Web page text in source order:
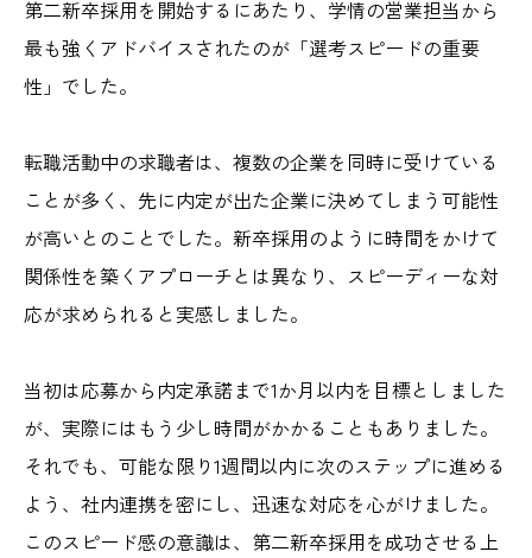
第二新卒採用を開始するにあたり、学情の営業担当から
最も強くアドバイスされたのが「選考スピードの重要
性」でした。
転職活動中の求職者は、複数の企業を同時に受けている
ことが多く、先に内定が出た企業に決めてしまう可能性
が高いとのことでした。新卒採用のように時間をかけて
関係性を築くアプローチとは異なり、スピーディーな対
応が求められると実感しました。
当初は応募から内定承諾まで1か月以内を目標としました
が、実際にはもう少し時間がかかることもありました。
それでも、可能な限り1週間以内に次のステップに進める
よう、社内連携を密にし、迅速な対応を心がけました。
このスピード感の意識は、第二新卒採用を成功させる上